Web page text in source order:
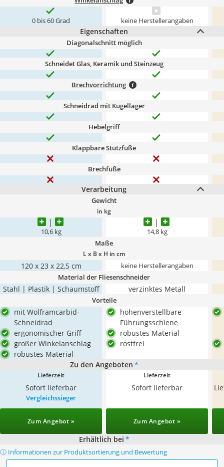
0 bis 60 Grad keine Herstellerangaben
Eigenschaften
Diagonalschnitt möglich
Schneidet Glas, Keramik und Steinzeug
Brechvorrichtung
Schneidrad mit Kugellager
Hebelgriff
Klappbare Stützfüße
Brechfüße
Verarbeitung
Gewicht
in kg
10,6 kg ‎14,8 kg
Maße
L x B x H in cm
120 x 23 x 22,5 cm keine Herstellerangaben
Material der Fliesenschneider
Stahl | Plastik | Schaumstoff verzinktes Metall
Vorteile
mit Wolframcarbid-
Schneidrad
ergonomischer Griff
großer Winkelanschlag
robustes Material
höhenverstellbare
Führungsschiene
robustes Material
rostfrei
Zu den Angeboten *
Lieferzeit
Sofort lieferbar
Lieferzeit
Sofort lieferbar
Vergleichssieger
Zum Angebot » Zum Angebot »
Erhältlich bei *
ⓘ Informationen zur Produktsortierung und Bewertung